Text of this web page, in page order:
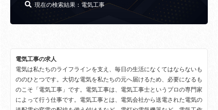
現在の検索結果：電気工事
電気工事の求人
電気は私たちのライフラインを支え、毎日の生活になくてはならないも
ののひとつです。大切な電気を私たちの元へ届けるため、必要になるも
のこそ「電気工事」です。電気工事は、電気工事士というプロの専門家
によって行う仕事です。電気工事とは、電気会社から送電された電気の